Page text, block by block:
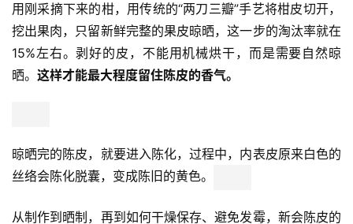
寺
院
巡
礼
纪
用刚采摘下来的柑，用传统的“两刀三瓣”手艺将柑皮切开，
挖出果肉，只留新鲜完整的果皮晾晒，这一步的淘汰率就在
15%左右。剥好的皮，不能用机械烘干，而是需要自然晾
晒。 这样才能最大程度留住陈皮的香气。
晾晒完的陈皮，就要进入陈化，过程中，内表皮原来白色的
丝络会陈化脱囊，变成陈旧的黄色。
从制作到晒制，再到如何干燥保存、避免发霉，新会陈皮的